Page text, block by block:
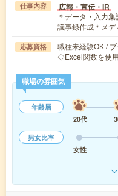
仕事内容 広報・宣伝・IR
＊データ・入力
議事録作成＊メ
応募資格
職種未経験OK /
◇Excel関数を使
職場の雰囲気
年齢層
20代
男女比率
女性